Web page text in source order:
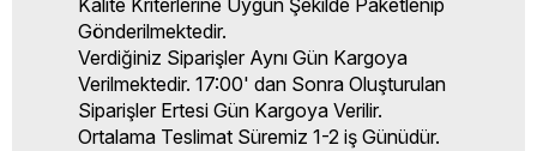
Kalite Kriterlerine Uygun Şekilde Paketlenip
Gönderilmektedir.
Verdiğiniz Siparişler Aynı Gün Kargoya
Verilmektedir. 17:00' dan Sonra Oluşturulan
Siparişler Ertesi Gün Kargoya Verilir.
Ortalama Teslimat Süremiz 1-2 iş Günüdür.